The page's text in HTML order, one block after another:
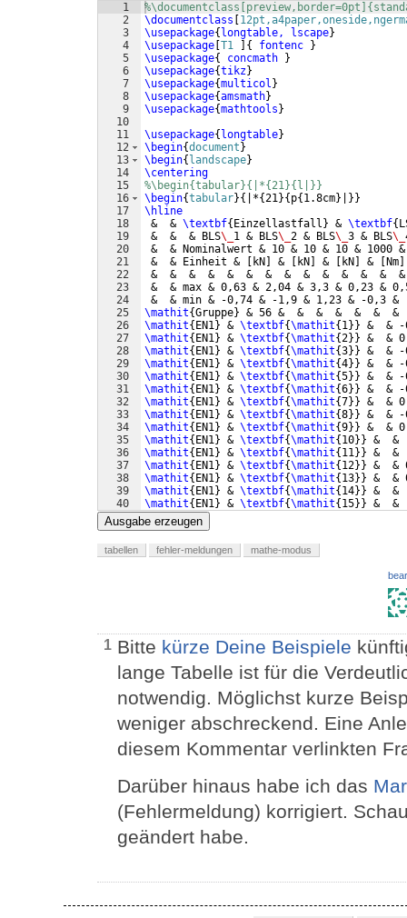
1
2
3
4
5
6
7
8
9
10
11
12
13
14
15
16
17
18
19
20
21
22
23
24
25
26
27
28
29
30
31
32
33
34
35
36
37
38
39
40
41
\documentclass
\usepackage{ longtable, lscape}
\usepackage T1 { fontenc
}
\usepackage{ concmath
}
\usepackage{tikz}
\usepackage{multicol }
\usepackage{amsmath}
\usepackage{mathtools }
\usepackage{ longtable}
\begin{document }
\begin{ landscape}
\centering
%\begin{tabular}{|*{21}{l|}}
\begin{tabular}{ |*{21}{ p{ 1.8cm}
}}
\hline
&  & \textbf{ Einzellastfall } & \textbf{
&  &  & BLS\_ 1 & BLS\_ 2 & BLS\_ 3 & BLS\_
&  & Nominalwert & 10 & 10 & 10 & 1000
&  & Einheit &
kN & kN & kN & Nm
&  &  &  &  &  &  &  &  &  &  &  &  &
&  & max & 0,63 & 2,04 & 3,3 & 0,23 &
&  & min & -0,74 & -1,9 & 1,23 & -0,3
\mathit{Gruppe} & 56 &  &  &  &  &  &
\mathit{ EN1} & \textbf{\mathit{ 1}} &  & -
\mathit{ EN1} & \textbf{\mathit{2}} &  &
\mathit{ EN1} & \textbf{\mathit{3}} &  & -
\mathit{ EN1} & \textbf{\mathit{4}} &  & -
\mathit{ EN1} & \textbf{\mathit{5}} &  & -
\mathit{ EN1} & \textbf{\mathit{6}} &  & -
\mathit{ EN1} & \textbf{\mathit{7}} &  &
\mathit{ EN1} & \textbf{\mathit{8}} &  & -
\mathit{ EN1} & \textbf{\mathit{9}} &  &
\mathit{ EN1} & \textbf{\mathit{ 10}} &  &
\mathit{ EN1} & \textbf{\mathit{ 11}} &  &
\mathit{ EN1} & \textbf{\mathit{ 12}} &  &
\mathit{ EN1} & \textbf{\mathit{ 13}} &  &
\mathit{ EN1} & \textbf{\mathit{ 14}} &  &
\mathit{ EN1} & \textbf{\mathit{ 15}} &  &
\mathit{EN1
Ausgabe erzeugen
tabellen fehler-meldungen mathe-modus
1 Bitte kürze Deine Beispiele
lange Tabelle ist für die
notwendig. Möglichst kurze
weniger abschreckend. Eine
diesem Kommentar verlinkten
Darüber hinaus habe ich das
(Fehlermeldung) korrigiert.
geändert habe.